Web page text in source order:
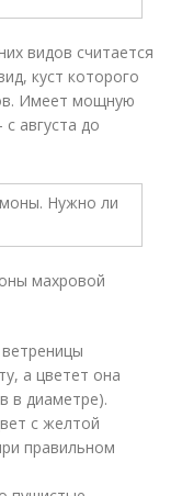
видов считается
куст которого
Имеет мощную
августа до
махровой
а цветет она
в диаметре).
с желтой
правильном